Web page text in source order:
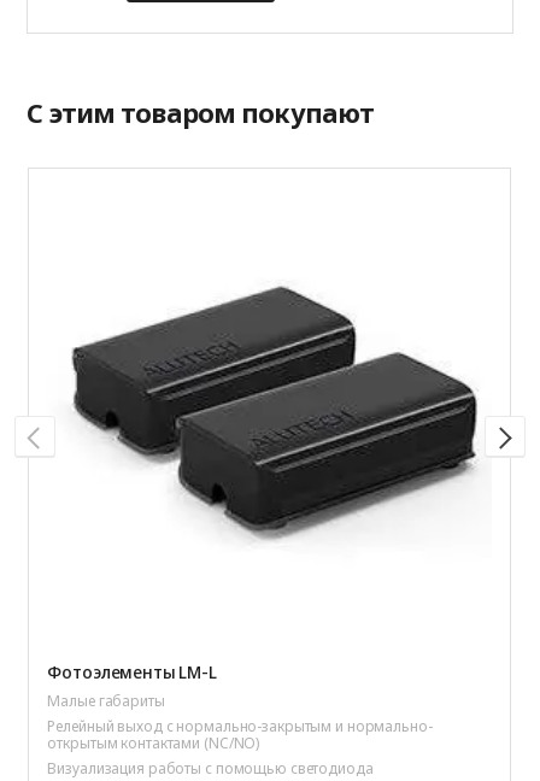
С этим товаром покупают
Фотоэлементы LM-L
Малые габариты
Релейный выход с нормально-закрытым и нормально-
открытым контактами (NC/NO)
Визуализация работы с помощью светодиода